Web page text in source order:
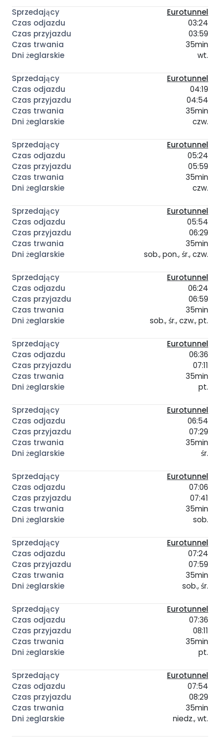
Eurotunnel
03:24
03:59
35min
wt.
Eurotunnel
04:19
04:54
35min
czw.
Eurotunnel
05:24
05:59
35min
czw.
Eurotunnel
05:54
06:29
35min
sob., pon., śr., czw.
Eurotunnel
06:24
06:59
35min
sob., śr., czw., pt.
Eurotunnel
06:36
07:11
35min
pt.
Eurotunnel
06:54
07:29
35min
śr.
Eurotunnel
07:06
07:41
35min
sob.
Eurotunnel
07:24
07:59
35min
sob., śr.
Eurotunnel
07:36
08:11
35min
pt.
Eurotunnel
07:54
08:29
35min
niedz., wt.